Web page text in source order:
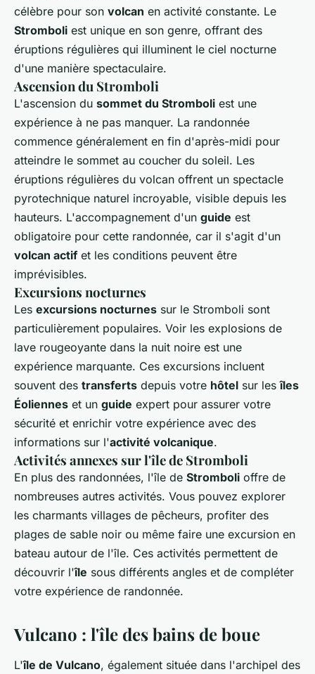
célèbre pour son volcan en activité constante. Le
Stromboli est unique en son genre, offrant des
éruptions régulières qui illuminent le ciel nocturne
d'une manière spectaculaire.
Ascension du Stromboli
L'ascension du sommet du Stromboli est une
expérience à ne pas manquer. La randonnée
commence généralement en fin d'après-midi pour
atteindre le sommet au coucher du soleil. Les
éruptions régulières du volcan offrent un spectacle
pyrotechnique naturel incroyable, visible depuis les
hauteurs. L'accompagnement d'un guide est
obligatoire pour cette randonnée, car il s'agit d'un
volcan actifet les conditions peuvent être
imprévisibles.
Excursions nocturnes
Les excursions nocturnes sur le Stromboli sont
particulièrement populaires. Voir les explosions de
lave rougeoyante dans la nuit noire est une
expérience marquante. Ces excursions incluent
souvent des transferts depuis votre hôtel sur lesîles
Éoliennes et un guide expert pour assurer votre
sécurité et enrichir votre expérience avec des
informations sur l'activité volcanique.
Activités annexes sur l'île de Stromboli
En plus des randonnées, l'île de Stromboli offre de
nombreuses autres activités. Vous pouvez explorer
les charmants villages de pêcheurs, profiter des
plages de sable noir ou même faire une excursion en
bateau autour de l'île. Ces activités permettent de
découvrir l'île sous différents angles et de compléter
votre expérience de randonnée.
Vulcano : l'île des bains de boue
L'île de Vulcano, également située dans l'archipel des